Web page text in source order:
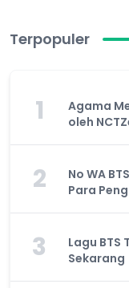
Terpopuler
1
Agama
oleh
2
No WA
Para
3
Lagu
Sekarang